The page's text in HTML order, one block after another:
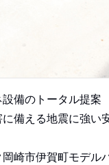
備のトータル提案
備える地震に強い
崎市伊賀町モデル